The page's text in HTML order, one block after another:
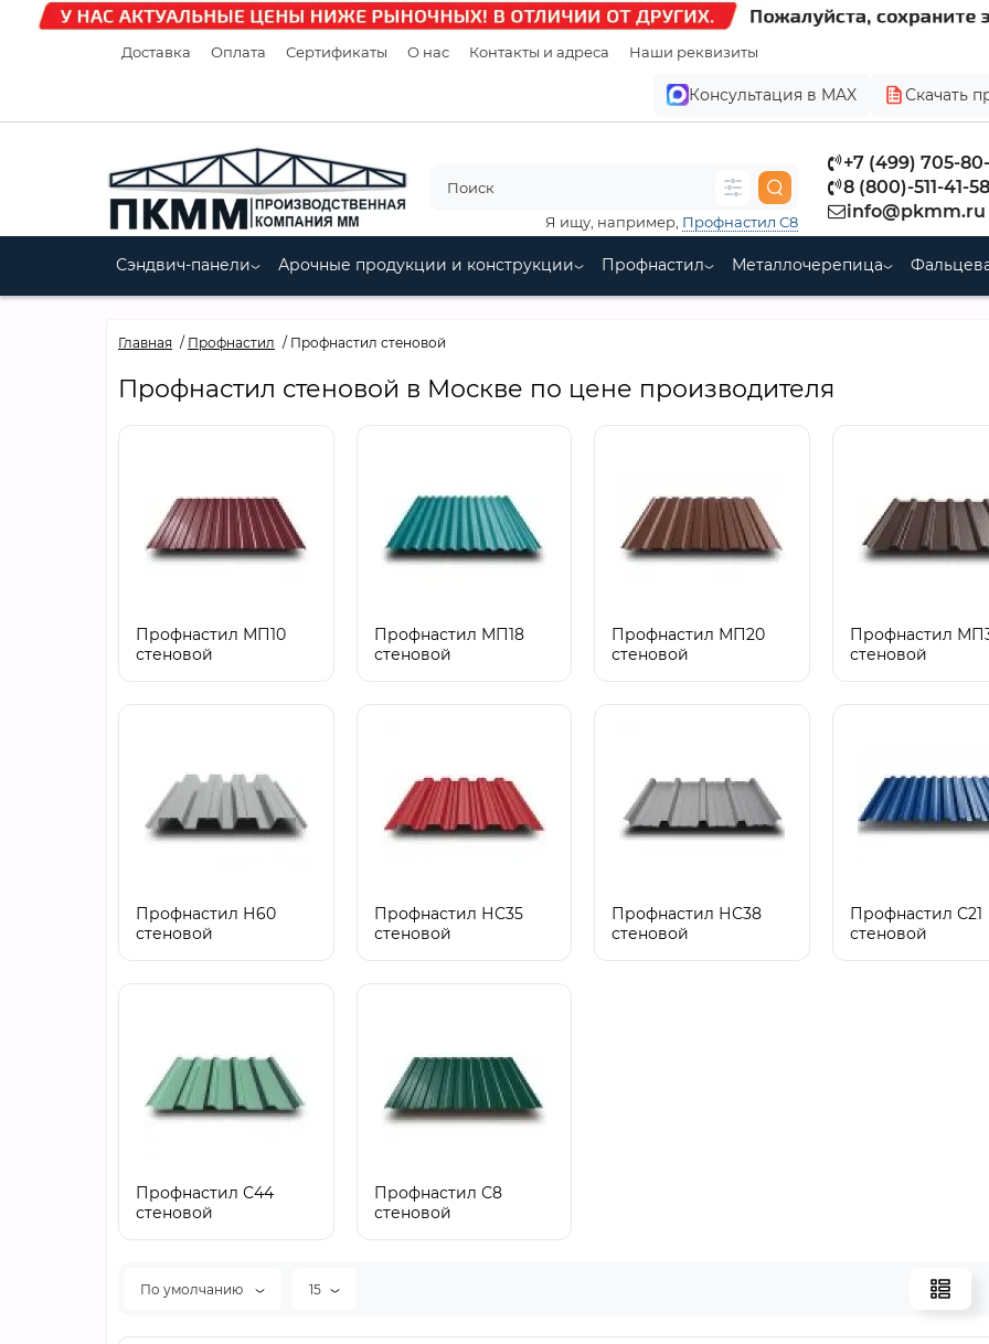
Доставка Оплата Сертификаты О нас Контакты и адреса Наши реквизиты
Консультация в MAX Скачать
+7 (499) 705-
8 (800)-511-41-58
info@pkmm.ru
Я ищу, например, Профнастил С8
Сэндвич-панели Арочные продукции и конструкции Профнастил Металлочерепица
Главная Профнастил Профнастил стеновой
Профнастил стеновой в Москве по цене производителя
Профнастил МП10
стеновой
Профнастил МП18
стеновой
Профнастил МП20
стеновой
Профнастил
стеновой
Профнастил Н60
стеновой
Профнастил НС35
стеновой
Профнастил НС38
стеновой
Профнастил С21
стеновой
Профнастил С44
стеновой
Профнастил С8
стеновой
По умолчанию 15